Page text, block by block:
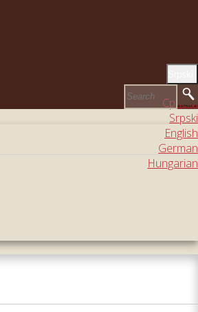
Српски
Srpski
English
German
Hungarian